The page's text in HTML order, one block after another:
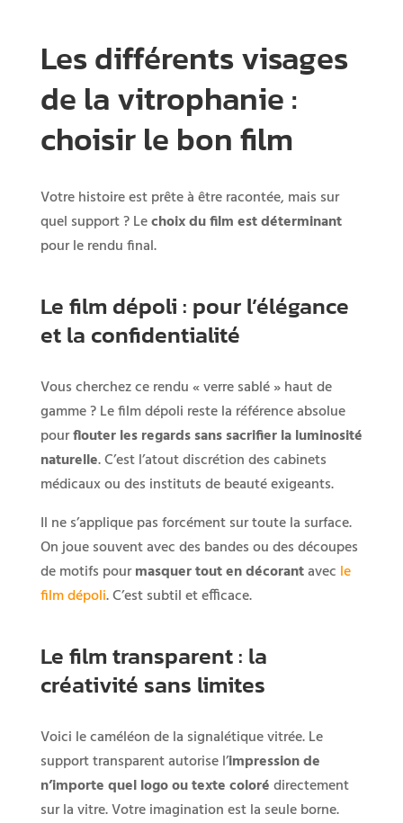
Les différents visages
de la vitrophanie :
choisir le bon film
Votre histoire est prête à être racontée, mais sur
quel support ? Lechoix du film est déterminant
pour le rendu final.
Le film dépoli : pour l’élégance
et la confidentialité
Vous cherchez ce rendu « verre sablé » haut de
gamme ? Le film dépoli reste la référence absolue
pourflouter les regards sans sacrifier la luminosité
naturelle. C’est l’atout discrétion des cabinets
médicaux ou des instituts de beauté exigeants.
Il ne s’applique pas forcément sur toute la surface.
On joue souvent avec des bandes ou des découpes
de motifs pourmasquer tout en décorantavec le
film dépoli. C’est subtil et efficace.
Le film transparent : la
créativité sans limites
Voici le caméléon de la signalétique vitrée. Le
support transparent autorise l’impression de
n’importe quel logo ou texte colorédirectement
sur la vitre. Votre imagination est la seule borne.